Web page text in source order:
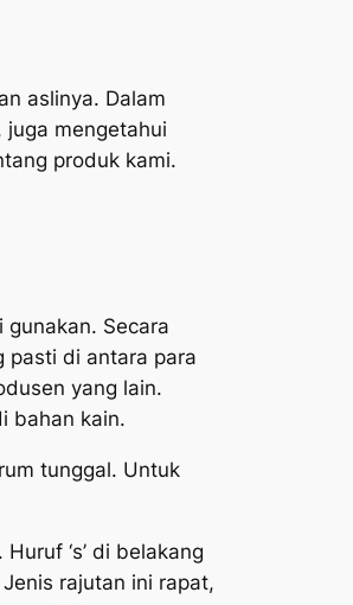
aslinya. Dalam
mengetahui
produk kami.
Secara
pasti di antara para
yang lain.
bahan kain.
tunggal. Untuk
‘s’ di belakang
rajutan ini rapat,